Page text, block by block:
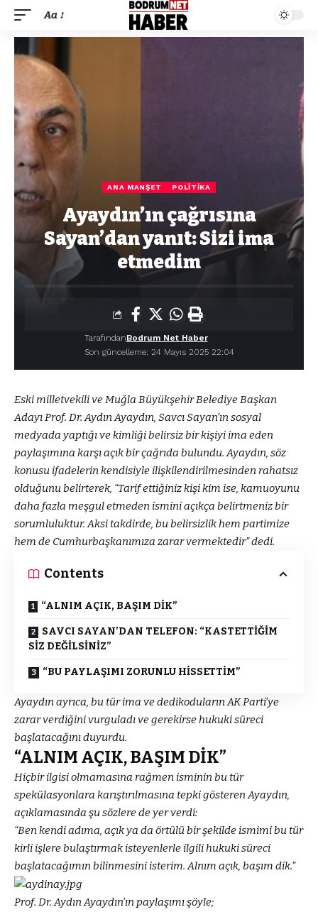
Aa
ANA MANŞET POLITIKA
Ayaydın’ın çağrısına
Sayan’dan yanıt: Sizi ima
etmedim
Son güncelleme: 24 Mayıs 2025 22:04
TarafındanBodrum Net Haber
Eski milletvekili ve Muğla Büyükşehir Belediye Başkan
Adayı Prof. Dr. Aydın Ayaydın, Savcı Sayan’ın sosyal
medyada yaptığı ve kimliği belirsiz bir kişiyi ima eden
paylaşımına karşı açık bir çağrıda bulundu. Ayaydın, söz
konusu ifadelerin kendisiyle ilişkilendirilmesinden rahatsız
olduğunu belirterek, “Tarif ettiğiniz kişi kim ise, kamuoyunu
daha fazla meşgul etmeden ismini açıkça belirtmeniz bir
sorumluluktur. Aksi takdirde, bu belirsizlik hem partimize
hem de Cumhurbaşkanımıza zarar vermektedir” dedi.
Contents
“ALNIM AÇIK, BAŞIM DİK”
SAVCI SAYAN’DAN TELEFON: “KASTETTİĞİM
SİZ DEĞİLSİNİZ”
“BU PAYLAŞIMI ZORUNLU HİSSETTİM”
Ayaydın ayrıca, bu tür ima ve dedikoduların AK Parti’ye
zarar verdiğini vurguladı ve gerekirse hukuki süreci
başlatacağını duyurdu.
“ALNIM AÇIK, BAŞIM DİK”
Hiçbir ilgisi olmamasına rağmen isminin bu tür
spekülasyonlara karıştırılmasına tepki gösteren Ayaydın,
açıklamasında şu sözlere de yer verdi:
“Ben kendi adıma, açık ya da örtülü bir şekilde ismimi bu tür
kirli işlere bulaştırmak isteyenlerle ilgili hukuki süreci
başlatacağımın bilinmesini isterim. Alnım açık, başım dik.”
Prof. Dr. Aydın Ayaydın’ın paylaşımı şöyle;